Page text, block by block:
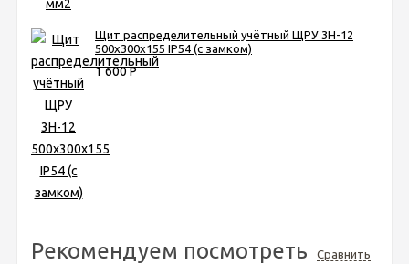
Щит распределительный учётный ЩРУ 3Н-12
500х300х155 IP54 (с замком)
1 600Р
Рекомендуем посмотреть
Сравнить